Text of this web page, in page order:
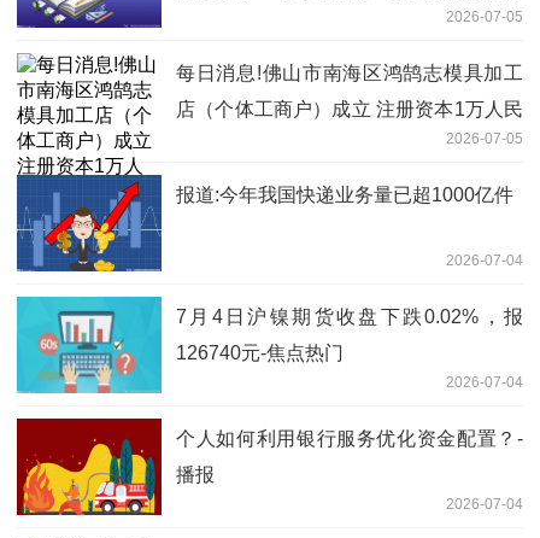
2026-07-05
每日消息!佛山市南海区鸿鹄志模具加工
店（个体工商户）成立 注册资本1万人民
2026-07-05
报道:今年我国快递业务量已超1000亿件
2026-07-04
7月4日沪镍期货收盘下跌0.02%，报
126740元-焦点热门
2026-07-04
个人如何利用银行服务优化资金配置？-
播报
2026-07-04